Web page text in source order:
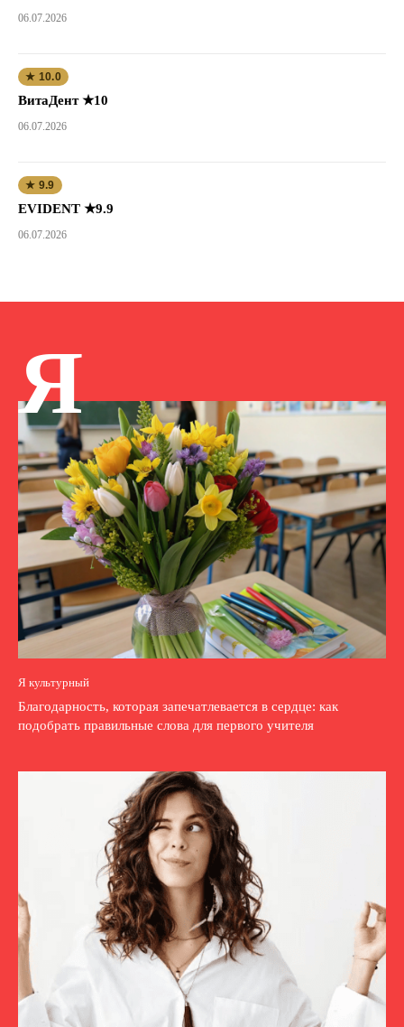
06.07.2026
★ 10.0
ВитаДент ★10
06.07.2026
★ 9.9
EVIDENT ★9.9
06.07.2026
Я
Я культурный
Благодарность, которая запечатлевается в сердце: как
подобрать правильные слова для первого учителя